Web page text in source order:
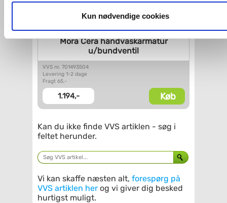
og fra nedenfor. Til enhver tid er det ligeledes muligt, at
dit samtykke, hvis du måtte ønske det.
Du kan se mere om, hvordan vi behandler dine
personoplysninger, ved at klikkeher
Kun nødvendige cookies
Mora Cera håndvaskarmatur
u/bundventil
VVS nr. 701493504
Levering 1-2 dage
Fragt 65,-
1.194,- Køb
Kan du ikke finde VVS artiklen - søg i
feltet herunder.
Vi kan skaffe næsten alt, forespørg på
VVS artiklen her og vi giver dig besked
hurtigst muligt.